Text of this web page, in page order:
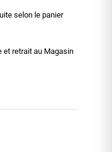
selon le panier
et retrait au Magasin